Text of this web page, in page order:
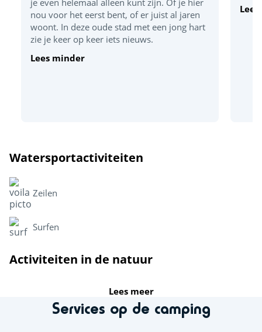
nou voor het eerst bent, of er juist al jaren
woont. In deze oude stad met een jong hart
zie je keer op keer iets nieuws.
Lees minder
Watersportactiviteiten
Zeilen
Surfen
Activiteiten in de natuur
Klimpark Grolloo
Lees meer
Services op de camping